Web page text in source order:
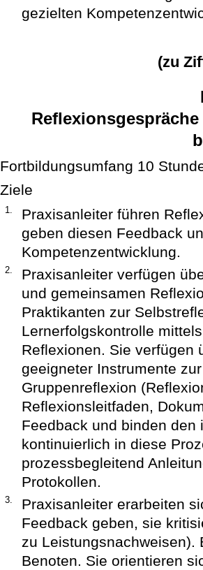
gezielten
(zu
Fortbildungsumfang 10
Ziele
1.
Praxisanleiter führen
geben diesen Feedback
Kompetenzentwicklung.
2.
Praxisanleiter verfügen
und gemeinsamen
Praktikanten zur
Lernerfolgskontrolle
Reflexionen. Sie verfügen
geeigneter Instrumente
Gruppenreflexion
Reflexionsleitfaden,
Feedback und binden
kontinuierlich in diese
prozessbegleitend
Protokollen.
3.
Praxisanleiter erarbeiten
Feedback geben, sie
zu Leistungsnachweisen).
Benoten. Sie orientieren